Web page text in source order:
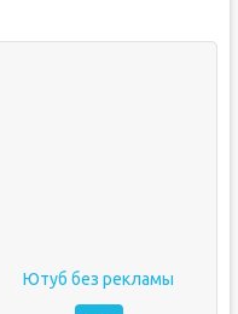
Ютуб без рекламы